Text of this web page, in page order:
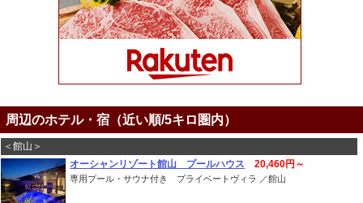
周辺のホテル・宿（近い順/5キロ圏内）
＜館山＞
オーシャンリゾート館山 プールハウス
20,460円～
専用プール・サウナ付き プライベートヴィラ ／館山